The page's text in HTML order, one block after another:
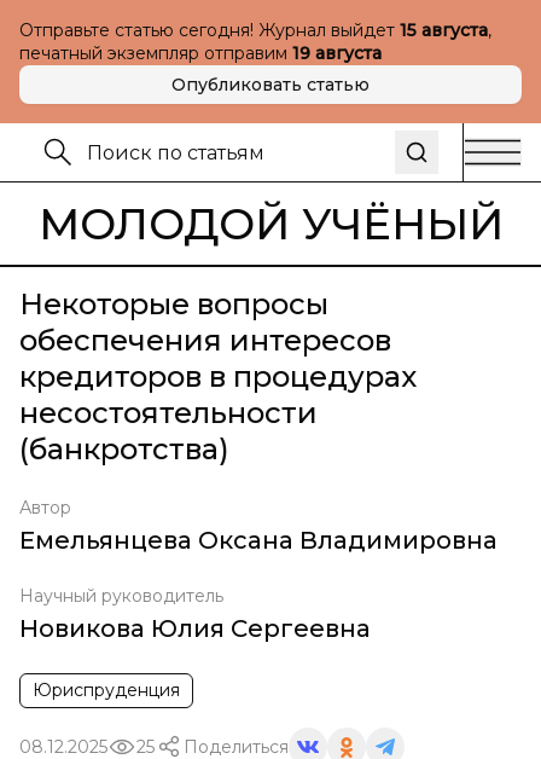
Отправьте статью сегодня! Журнал выйдет 15 августа,
печатный экземпляр отправим 19 августа
Опубликовать статью
МОЛОДОЙ УЧЁНЫЙ
Некоторые вопросы
обеспечения интересов
кредиторов в процедурах
несостоятельности
(банкротства)
Автор
Емельянцева Оксана Владимировна
Научный руководитель
Новикова Юлия Сергеевна
Юриспруденция
08.12.2025 25 Поделиться